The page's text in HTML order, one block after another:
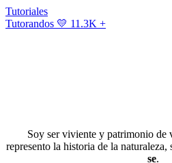
Tutoriales
Tutorandos 💛 11.3K +
Soy ser viviente y patrimonio de
represento la historia de la
se.